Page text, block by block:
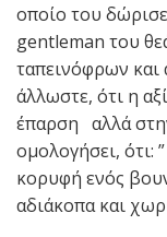
οποίο του
gentleman του
ταπεινόφρων και
άλλωστε, ότι η
έπαρση αλλά
ομολογήσει, ότι:
κορυφή ενός
αδιάκοπα και